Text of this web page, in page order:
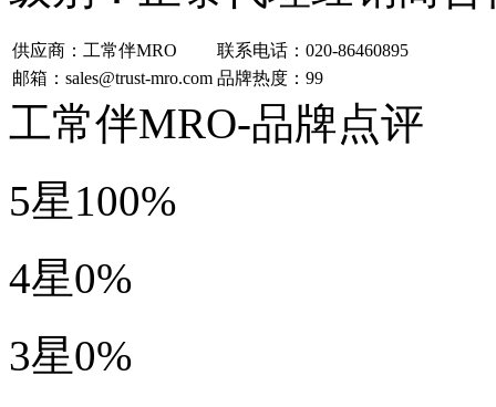
供应商：工常伴MRO
联系电话：020-86460895
邮箱：sales@trust-mro.com 品牌热度：99
工常伴MRO-品牌点评
5星100%
4星0%
3星0%